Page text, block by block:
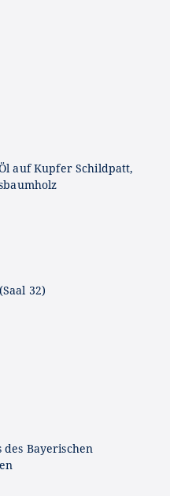
auf Kupfer Schildpatt,
32)
des Bayerischen